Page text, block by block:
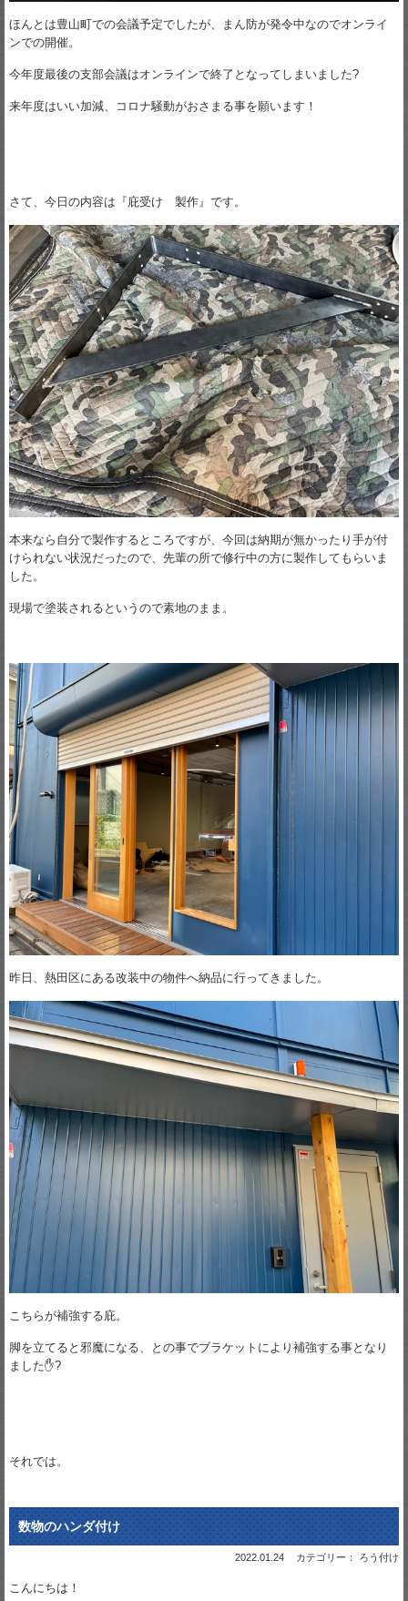
ほんとは豊山町での会議予定でしたが、まん防が発令中なのでオンライ
ンでの開催。
今年度最後の支部会議はオンラインで終了となってしまいました?
来年度はいい加減、コロナ騒動がおさまる事を願います！
さて、今日の内容は『庇受け 製作』です。
本来なら自分で製作するところですが、今回は納期が無かったり手が付
けられない状況だったので、先輩の所で修行中の方に製作してもらいま
した。
現場で塗装されるというので素地のまま。
昨日、熱田区にある改装中の物件へ納品に行ってきました。
こちらが補強する庇。
脚を立てると邪魔になる、との事でブラケットにより補強する事となり
ました✋?
それでは。
数物のハンダ付け
2022.01.24 カテゴリー： ろう付け
こんにちは！